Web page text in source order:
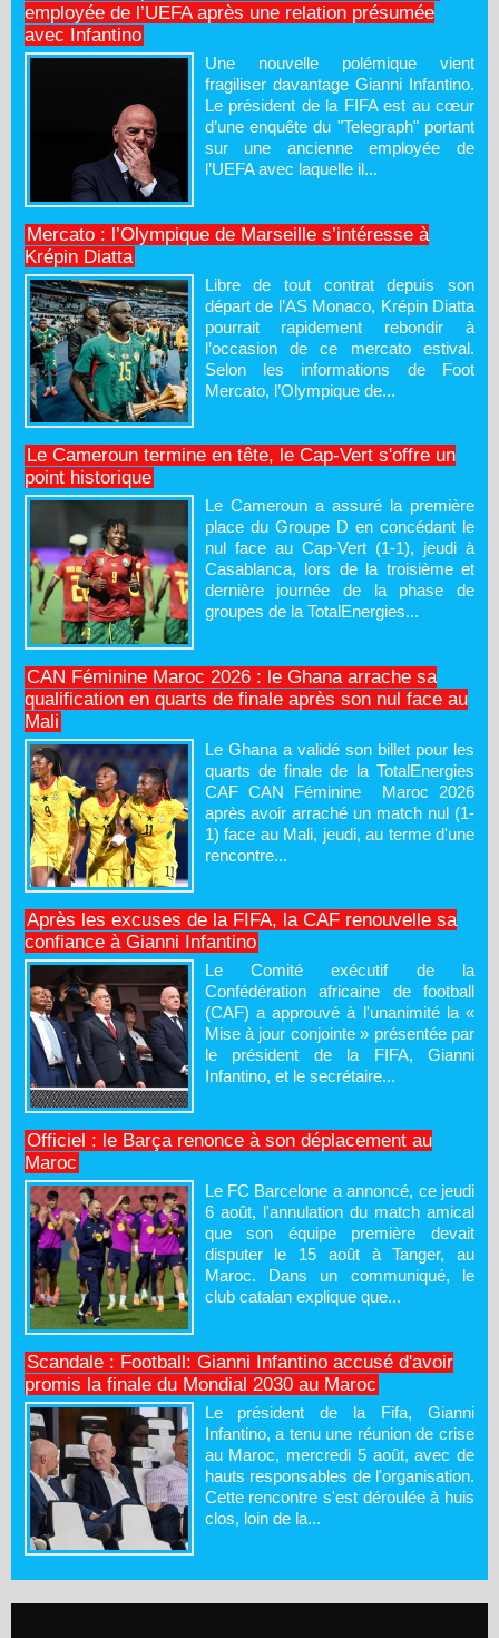
employée de l’UEFA après une relation présumée
avec Infantino
Une nouvelle polémique vient
fragiliser davantage Gianni Infantino.
Le président de la FIFA est au cœur
d’une enquête du "Telegraph" portant
sur une ancienne employée de
l’UEFA avec laquelle il...
Mercato : l’Olympique de Marseille s’intéresse à
Krépin Diatta
Libre de tout contrat depuis son
départ de l’AS Monaco, Krépin Diatta
pourrait rapidement rebondir à
l’occasion de ce mercato estival.
Selon les informations de Foot
Mercato, l’Olympique de...
Le Cameroun termine en tête, le Cap-Vert s'offre un
point historique
Le Cameroun a assuré la première
place du Groupe D en concédant le
nul face au Cap-Vert (1-1), jeudi à
Casablanca, lors de la troisième et
dernière journée de la phase de
groupes de la TotalEnergies...
CAN Féminine Maroc 2026 : le Ghana arrache sa
qualification en quarts de finale après son nul face au
Mali
Le Ghana a validé son billet pour les
quarts de finale de la TotalEnergies
CAF CAN Féminine Maroc 2026
après avoir arraché un match nul (1-
1) face au Mali, jeudi, au terme d'une
rencontre...
Après les excuses de la FIFA, la CAF renouvelle sa
confiance à Gianni Infantino
Le Comité exécutif de la
Confédération africaine de football
(CAF) a approuvé à l'unanimité la «
Mise à jour conjointe » présentée par
le président de la FIFA, Gianni
Infantino, et le secrétaire...
Officiel : le Barça renonce à son déplacement au
Maroc
Le FC Barcelone a annoncé, ce jeudi
6 août, l'annulation du match amical
que son équipe première devait
disputer le 15 août à Tanger, au
Maroc. Dans un communiqué, le
club catalan explique que...
Scandale : Football: Gianni Infantino accusé d'avoir
promis la finale du Mondial 2030 au Maroc
Le président de la Fifa, Gianni
Infantino, a tenu une réunion de crise
au Maroc, mercredi 5 août, avec de
hauts responsables de l'organisation.
Cette rencontre s'est déroulée à huis
clos, loin de la...